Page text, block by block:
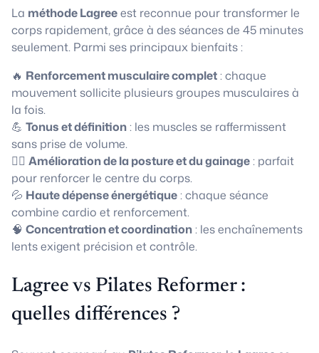
La méthode Lagreeest reconnue pour transformer le
corps rapidement, grâce à des séances de 45 minutes
seulement. Parmi ses principaux bienfaits :
🔥 Renforcement musculaire complet: chaque
mouvement sollicite plusieurs groupes musculaires à
la fois.
💪 Tonus et définition: les muscles se raffermissent
sans prise de volume.
🧘‍♀️ Amélioration de la posture et du gainage: parfait
pour renforcer le centre du corps.
💦 Haute dépense énergétique: chaque séance
combine cardio et renforcement.
🧠 Concentration et coordination: les enchaînements
lents exigent précision et contrôle.
Lagree vs Pilates Reformer :
quelles différences ?